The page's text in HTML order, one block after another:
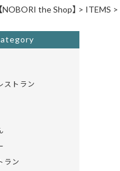
NOBORI the Shop】 > ITEMS >
ストラン
ラン